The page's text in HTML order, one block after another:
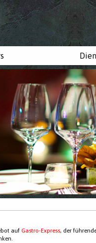
auf Gastro-Express, der